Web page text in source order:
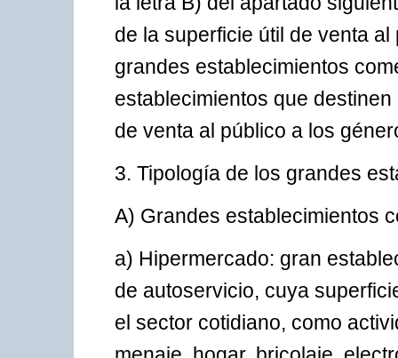
de la superficie útil de venta
grandes establecimientos
establecimientos que
de venta al público a los
3. Tipología de los grandes
A) Grandes establecimientos
a) Hipermercado: gran
de autoservicio, cuya
el sector cotidiano, como